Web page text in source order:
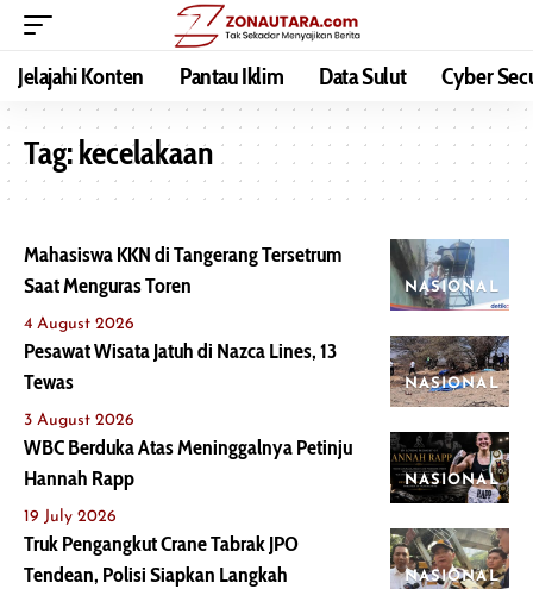
Jelajahi Konten Pantau Iklim Data Sulut Cyber
Tag:kecelakaan
NASIONAL
Mahasiswa KKN di Tangerang Tersetrum
Saat Menguras Toren
4 August 2026
NASIONAL
Pesawat Wisata Jatuh di Nazca Lines, 13
Tewas
3 August 2026
NASIONAL
WBC Berduka Atas Meninggalnya Petinju
Hannah Rapp
19 July 2026
NASIONAL
Truk Pengangkut Crane Tabrak JPO
Tendean, Polisi Siapkan Langkah